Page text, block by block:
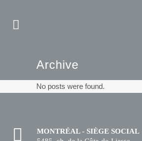
Archive
No posts were found.
MONTRÉAL - SIÈGE SOCIAL